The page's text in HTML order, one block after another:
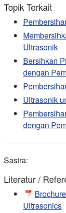
Topik Terkait
Ultrasonik
Bersihkan
dengan
Ultrasonik
dengan
Sastra:
Literatur /
Ultrasonics